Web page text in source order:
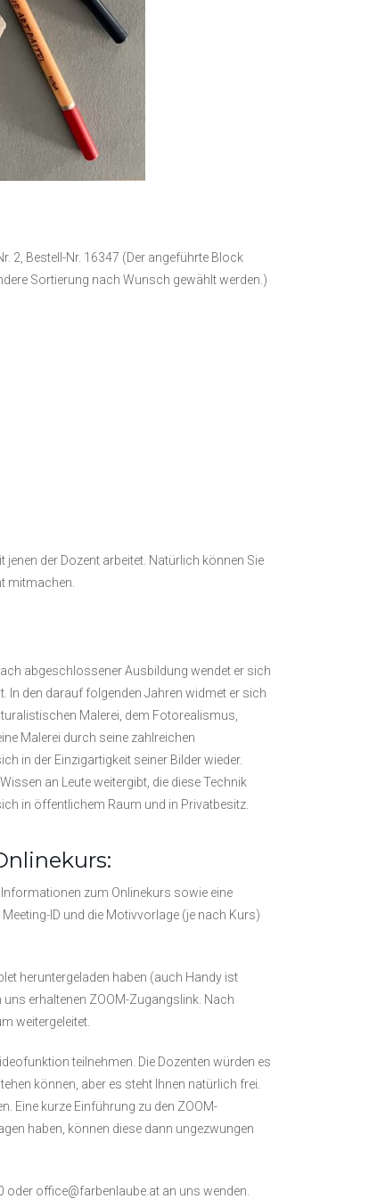
2, Bestell-Nr. 16347 (Der angeführte Block
Sortierung nach Wunsch gewählt werden.)
der Dozent arbeitet. Natürlich können Sie
mitmachen.
abgeschlossener Ausbildung wendet er sich
In den darauf folgenden Jahren widmet er sich
Malerei, dem Fotorealismus,
Malerei durch seine zahlreichen
in der Einzigartigkeit seiner Bilder wieder.
an Leute weitergibt, die diese Technik
in öffentlichem Raum und in Privatbesitz.
zum Onlinekurs sowie eine
ID und die Motivvorlage (je nach Kurs)
heruntergeladen haben (auch Handy ist
erhaltenen ZOOM-Zugangslink. Nach
weitergeleitet.
teilnehmen. Die Dozenten würden es
können, aber es steht Ihnen natürlich frei.
Eine kurze Einführung zu den ZOOM-
haben, können diese dann ungezwungen
office@farbenlaube.at an uns wenden.